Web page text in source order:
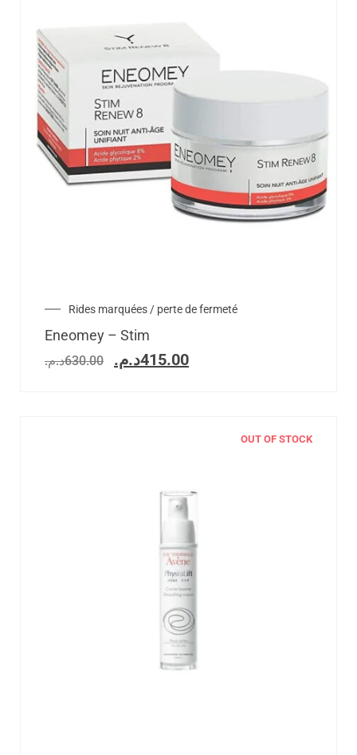
Rides marquées / perte de fermeté
Eneomey – Stim
630.00د.م. 415.00د.م.
OUT OF STOCK